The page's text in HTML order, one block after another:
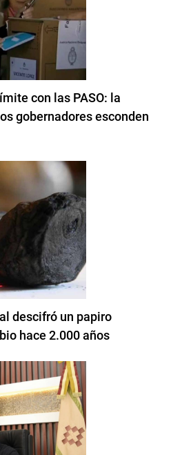
con las PASO: la
gobernadores esconden
descifró un papiro
hace 2.000 años